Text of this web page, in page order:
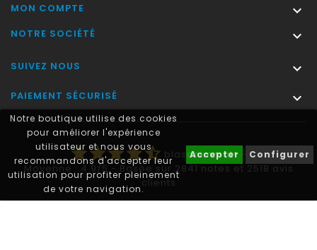
Notre boutique utilise des cookies
pour améliorer l'expérience
utilisateur et nous vous
recommandons d'accepter leur
utilisation pour profiter pleinement
de votre navigation.
Accepter Configurer
MON COMPTE 
NOTRE SOCIÉTÉ 
SUIVEZ NOUS 
PAIEMENT SÉCURISÉ 
starstarstarstarstar_half blasonimmat® -
Moyenne :4.9/5- Basée sur 2841notes et2518avis
clients